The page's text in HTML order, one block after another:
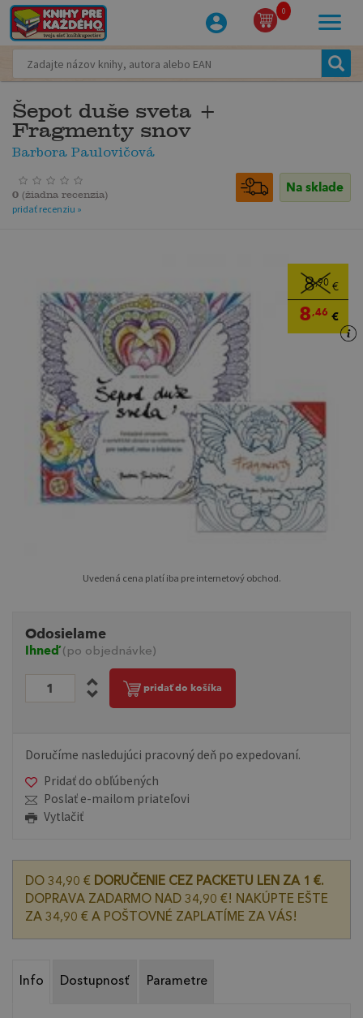
0
Šepot duše sveta +
Fragmenty snov
Barbora Paulovičová
Na sklade
0 (žiadna recenzia)
pridať recenziu »
8,90 €
8,46 €
Uvedená cena platí iba pre internetový obchod.
Odosielame
Ihneď(po objednávke)
pridať do košíka
Doručíme nasledujúci pracovný deň po expedovaní.
Pridať do obľúbených
Poslať e-mailom priateľovi
Vytlačiť
DO 34,90 € DORUČENIE CEZ PACKETU LEN ZA 1 €.
DOPRAVA ZADARMO NAD 34,90 €! NAKÚPTE EŠTE
ZA 34,90 € A POŠTOVNÉ ZAPLATÍME ZA VÁS!
Info Dostupnosť Parametre